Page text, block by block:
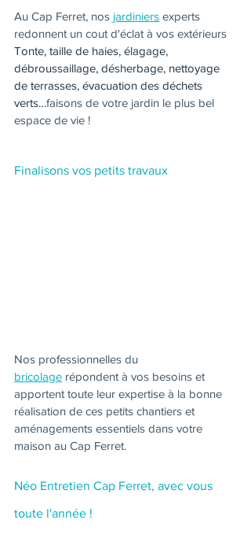
Au Cap Ferret, nos jardiniers experts
redonnent un cout d'éclat à vos extérieurs
Tonte, taille de haies, élagage,
débroussaillage, désherbage, nettoyage
de terrasses, évacuation des déchets
verts…faisons de votre jardin le plus bel
espace de vie !
Finalisons vos petits travaux
Nos professionnelles du
bricolage répondent à vos besoins et
apportent toute leur expertise à la bonne
réalisation de ces petits chantiers et
aménagements essentiels dans votre
maison au Cap Ferret.
Néo Entretien Cap Ferret, avec vous
toute l'année !